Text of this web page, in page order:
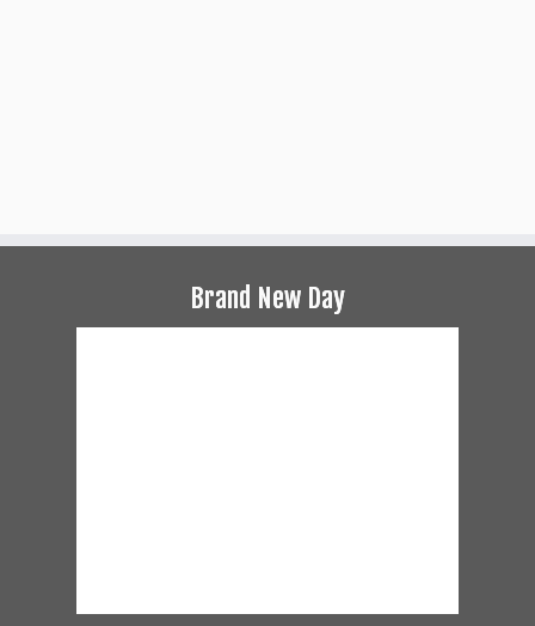
Brand New Day